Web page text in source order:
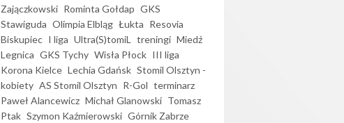
Zajączkowski Rominta Gołdap GKS
Stawiguda Olimpia Elbląg Łukta Resovia
Biskupiec I liga Ultra(S)tomiL treningi Miedź
Legnica GKS Tychy Wisła Płock III liga
Korona Kielce Lechia Gdańsk Stomil Olsztyn -
kobiety AS Stomil Olsztyn R-Gol terminarz
Paweł Alancewicz Michał Glanowski Tomasz
Ptak Szymon Kaźmierowski Górnik Zabrze